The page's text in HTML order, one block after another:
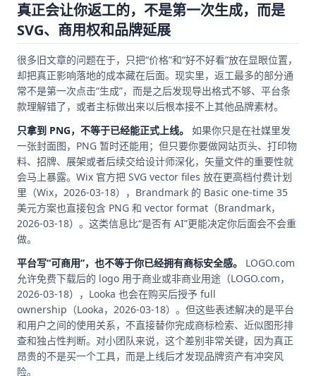
真正会让你返工的，不是第一次生成，而是
SVG、商用权和品牌延展
很多旧文章的问题在于，只把“价格”和“好不好看”放在显眼位置，
却把真正影响落地的成本藏在后面。现实里，返工最多的部分通
常不是第一次点击“生成”，而是之后发现导出格式不够、平台条
款理解错了，或者主标做出来以后根本接不上其他品牌素材。
只拿到 PNG，不等于已经能正式上线。
如果你只是在社媒里发
一张封面图，PNG 暂时还能用；但只要你要做网站页头、打印物
料、招牌、展架或者后续交给设计师深化，矢量文件的重要性就
会马上暴露。Wix 官方把 SVG vector files 放在更高档付费计划
里（Wix，2026-03-18），Brandmark 的 Basic one-time 35
美元方案也直接包含 PNG 和 vector format（Brandmark，
2026-03-18）。这类信息比“是否有 AI”更能决定你后面会不会重
做。
平台写“可商用”，也不等于你已经拥有商标安全感。
LOGO.com
允许免费下载后的 logo 用于商业或非商业用途（LOGO.com，
2026-03-18），Looka 也会在购买后授予 full
ownership（Looka，2026-03-18）。但这些表述解决的是平台
和用户之间的使用关系，不直接替你完成商标检索、近似图形排
查和独占性判断。对小团队来说，这个差别非常关键，因为真正
昂贵的不是买一个工具，而是上线后才发现品牌资产有冲突风
险。